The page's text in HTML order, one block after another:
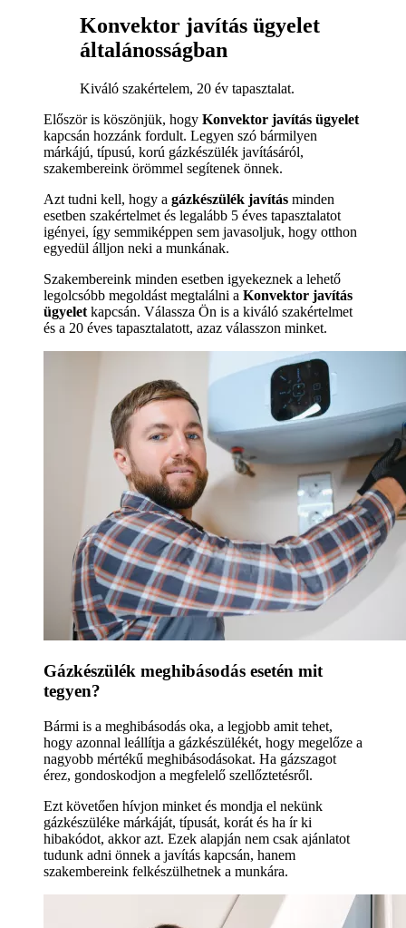
Konvektor javítás ügyelet
általánosságban
Kiváló szakértelem, 20 év tapasztalat.
Először is köszönjük, hogy Konvektor javítás ügyelet
kapcsán hozzánk fordult. Legyen szó bármilyen
márkájú, típusú, korú gázkészülék javításáról,
szakembereink örömmel segítenek önnek.
Azt tudni kell, hogy a gázkészülék javítás minden
esetben szakértelmet és legalább 5 éves tapasztalatot
igényei, így semmiképpen sem javasoljuk, hogy otthon
egyedül álljon neki a munkának.
Szakembereink minden esetben igyekeznek a lehető
legolcsóbb megoldást megtalálni a Konvektor javítás
ügyelet kapcsán. Válassza Ön is a kiváló szakértelmet
és a 20 éves tapasztalatott, azaz válasszon minket.
Gázkészülék meghibásodás esetén mit
tegyen?
Bármi is a meghibásodás oka, a legjobb amit tehet,
hogy azonnal leállítja a gázkészülékét, hogy megelőze a
nagyobb mértékű meghibásodásokat. Ha gázszagot
érez, gondoskodjon a megfelelő szellőztetésről.
Ezt követően hívjon minket és mondja el nekünk
gázkészüléke márkáját, típusát, korát és ha ír ki
hibakódot, akkor azt. Ezek alapján nem csak ajánlatot
tudunk adni önnek a javítás kapcsán, hanem
szakembereink felkészülhetnek a munkára.